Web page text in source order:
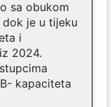
sa obukom
je u tijeku
i
2024.
kapaciteta